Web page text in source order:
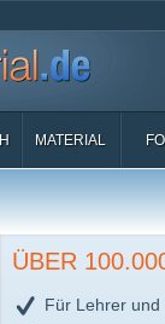
MATERIAL
ÜBER
Für Lehrer und